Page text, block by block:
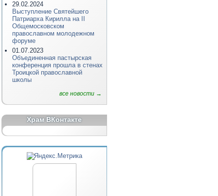
29.02.2024
Выступление Святейшего
Патриарха Кирилла на II
Общемосковском
православном молодежном
форуме
01.07.2023
Объединенная пастырская
конференция прошла в стенах
Троицкой православной
школы
все новости →
Храм ВКонтакте